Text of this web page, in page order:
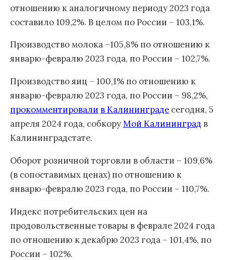
отношению к аналогичному периоду 2023 года
составило 109,2%. В целом по России – 103,1%.
Производство молока –105,8% по отношению к
январю-февралю 2023 года, по России – 102,7%.
Производство яиц – 100,1% по отношению к
январю-февралю 2023 года, по России – 98,2%,
прокомментировали в Калининграде сегодня, 5
апреля 2024 года, собкоруМой Калининград в
Калининградстате.
Оборот розничной торговли в области – 109,6%
(в сопоставимых ценах) по отношению к
январю-февралю 2023 года, по России – 110,7%.
Индекс потребительских цен на
продовольственные товары в феврале 2024 года
по отношению к декабрю 2023 года – 101,4%, по
России – 102%.